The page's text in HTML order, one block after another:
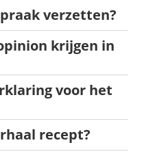
verzetten?
krijgen in
voor het
recept?